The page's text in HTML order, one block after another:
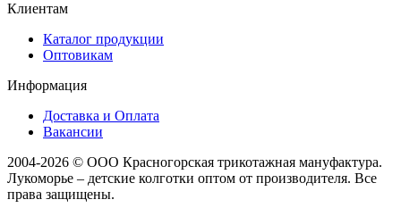
Клиентам
Каталог продукции
Оптовикам
Информация
Доставка и Оплата
Вакансии
2004-2026 © ООО Красногорская трикотажная мануфактура.
Лукоморье – детские колготки оптом от производителя. Все
права защищены.